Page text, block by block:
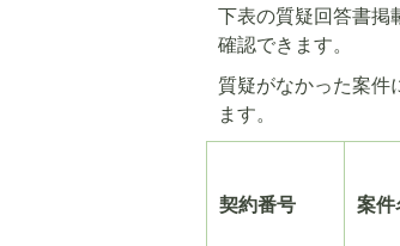
下表の質疑回答書掲
確認できます。
質疑がなかった案件
ます。
契約番号 案件